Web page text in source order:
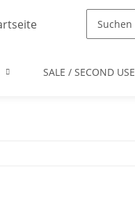
SALE / SECOND USE